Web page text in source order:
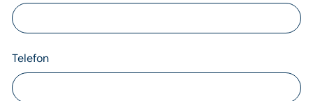
Telefon